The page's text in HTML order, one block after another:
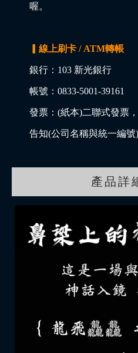
喔。
▎線上刷卡 / ATM轉帳
銀行：103 新光銀行
帳號：0833-5001-39161
發票：(紙本)二聯式發票
告知(公司名稱與統一編號)
產品詳